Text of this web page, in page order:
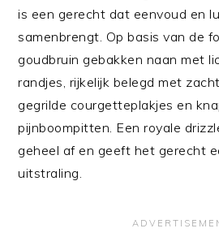
is een gerecht dat eenvoud en
samenbrengt. Op basis van de
goudbruin gebakken naan met
randjes, rijkelijk belegd met
gegrilde courgetteplakjes en
pijnboompitten. Een royale
geheel af en geeft het gerecht
uitstraling.